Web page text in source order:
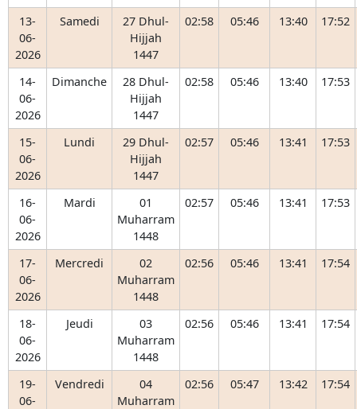
13-
06-
2026
Samedi
27 Dhul-
Hijjah
1447
02:58 05:46 13:40 17:52
14-
06-
2026
Dimanche
28 Dhul-
Hijjah
1447
02:58 05:46 13:40 17:53
15-
06-
2026
Lundi
29 Dhul-
Hijjah
1447
02:57 05:46 13:41 17:53
16-
06-
2026
Mardi
01
Muharram
1448
02:57 05:46 13:41 17:53
17-
06-
2026
Mercredi
02
Muharram
1448
02:56 05:46 13:41 17:54
18-
06-
2026
Jeudi
03
Muharram
1448
02:56 05:46 13:41 17:54
19-
06-
Vendredi
04
Muharram
02:56 05:47 13:42 17:54